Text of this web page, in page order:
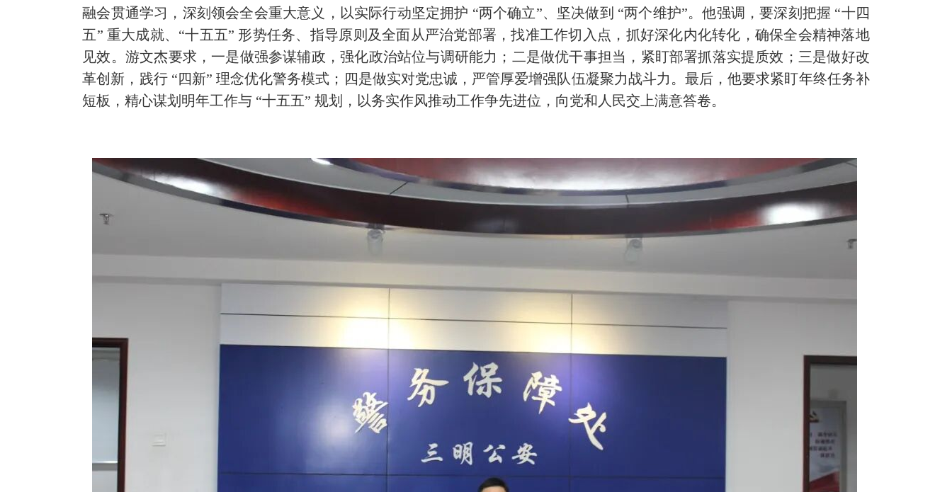
融会贯通学习，深刻领会全会重大意义，以实际行动坚定拥护 “两个确立”、坚决做到 “两个维护”。他强调，要深刻把握 “十四
五” 重大成就、“十五五” 形势任务、指导原则及全面从严治党部署，找准工作切入点，抓好深化内化转化，确保全会精神落地
见效。游文杰要求，一是做强参谋辅政，强化政治站位与调研能力；二是做优干事担当，紧盯部署抓落实提质效；三是做好改
革创新，践行 “四新” 理念优化警务模式；四是做实对党忠诚，严管厚爱增强队伍凝聚力战斗力。最后，他要求紧盯年终任务补
短板，精心谋划明年工作与 “十五五” 规划，以务实作风推动工作争先进位，向党和人民交上满意答卷。